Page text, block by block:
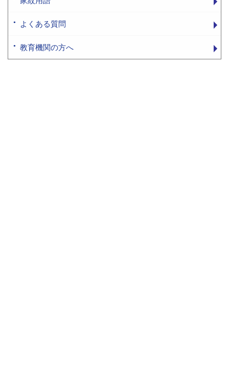
よくある質問
教育機関の方へ